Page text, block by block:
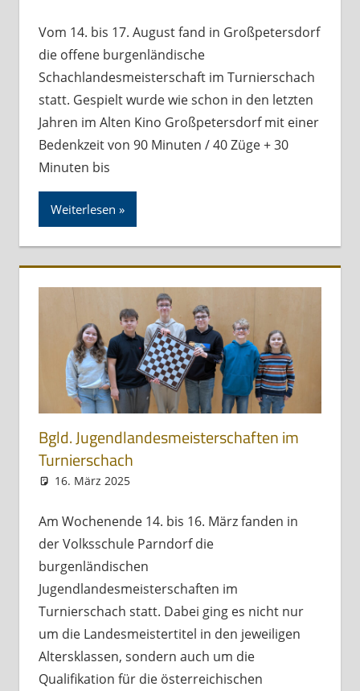
Vom 14. bis 17. August fand in Großpetersdorf
die offene burgenländische
Schachlandesmeisterschaft im Turnierschach
statt. Gespielt wurde wie schon in den letzten
Jahren im Alten Kino Großpetersdorf mit einer
Bedenkzeit von 90 Minuten / 40 Züge + 30
Minuten bis
Weiterlesen
Bgld. Jugendlandesmeisterschaften im
Turnierschach
16. März 2025
Am Wochenende 14. bis 16. März fanden in
der Volksschule Parndorf die
burgenländischen
Jugendlandesmeisterschaften im
Turnierschach statt. Dabei ging es nicht nur
um die Landesmeistertitel in den jeweiligen
Altersklassen, sondern auch um die
Qualifikation für die österreichischen